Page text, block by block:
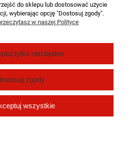
Pomoc
Moje konto
i dostawa
do sklepu lub dostosować użycie
wybierając opcję "Dostosuj zgody".
w naszej Polityce
tylko niezbędne
zgody
wszystkie